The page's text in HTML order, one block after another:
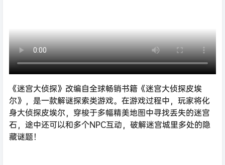
《迷宫大侦探》改编自全球畅销书籍《迷宫大侦探皮埃
尔》，是一款解谜探索类游戏。在游戏过程中，玩家将化
身大侦探皮埃尔，穿梭于多幅精美地图中寻找丢失的迷宫
石，途中还可以和多个NPC互动，破解迷宫城里多处的隐
藏谜题！